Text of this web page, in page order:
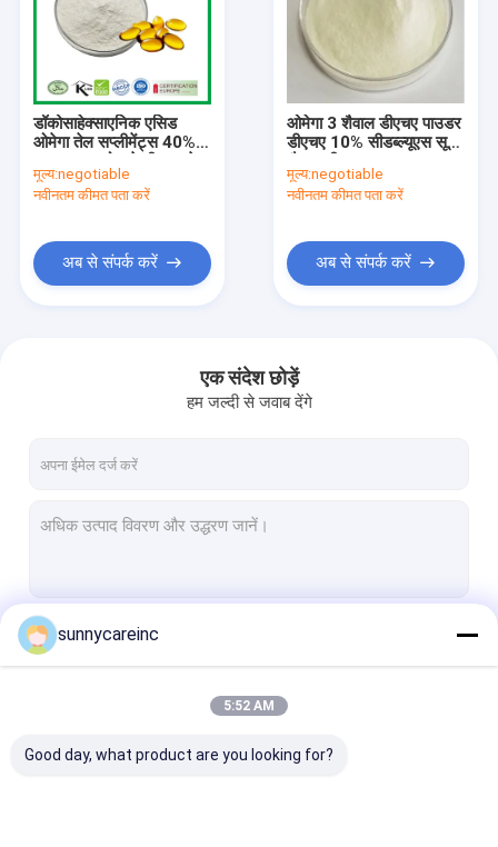
उत्पाद
डॉकोसाहेक्साएनिक एसिड
ओमेगा तेल सप्लीमेंट्स 40%
स्मृति में सुधार
मूल्य:negotiable
नवीनतम कीमत पता करें
अब से संपर्क करें
ओमेगा 3 शैवाल डीएचए पाउडर
डीएचए 10% सीडब्ल्यूएस सूक्ष्म
मूल्य:negotiable
नवीनतम कीमत पता करें
अब से संपर्क करें
एक संदेश छोड़ें
हम जल्दी से जवाब देंगे
sunnycareinc
5:52 AM
Good day, what product are you looking for?